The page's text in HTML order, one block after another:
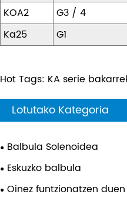
KOA2
G3 / 4
Ka25
G1
Hot Tags: KA serie
Lotutako Kategoria
Balbula Solenoidea
Eskuzko balbula
Oinez funtzionatzen